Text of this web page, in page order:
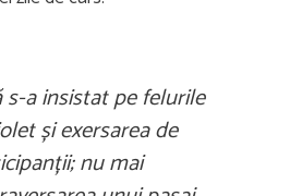
s-a insistat pe felurile
și exersarea de
nu mai